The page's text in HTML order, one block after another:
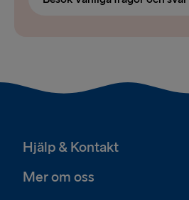
Hjälp & Kontakt
Mer om oss